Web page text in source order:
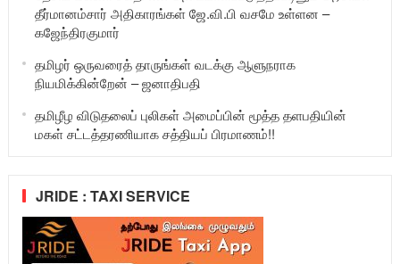
தீர்மானம்சார் அதிகாரங்கள் ஜே.வி.பி வசமே உள்ளன –
கஜேந்திரகுமார்
தமிழர் ஒருவரைத் தாருங்கள் வடக்கு ஆளுநராக
நியமிக்கின்றேன் – ஜனாதிபதி
தமிழீழ விடுதலைப் புலிகள் அமைப்பின் மூத்த தளபதியின்
மகள் சட்டத்தரணியாக சத்தியப் பிரமாணம்!!
JRIDE : TAXI SERVICE